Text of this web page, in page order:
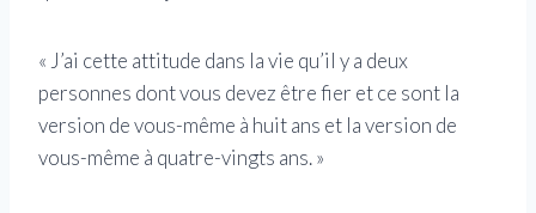
« J’ai cette attitude dans la vie qu’il y a deux
personnes dont vous devez être fier et ce sont la
version de vous-même à huit ans et la version de
vous-même à quatre-vingts ans. »